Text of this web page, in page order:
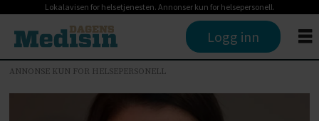
Lokalavisen for helsetjenesten. Annonser kun for helsepersonell.
Logg inn
ANNONSE KUN FOR HELSEPERSONELL